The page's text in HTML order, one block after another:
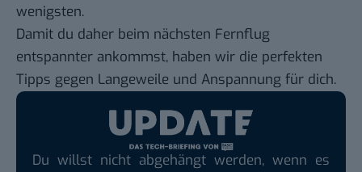
wenigsten.
Damit du daher beim nächsten Fernflug
entspannter ankommst, haben wir die perfekten
Tipps gegen Langeweile und Anspannung für dich.
Du willst nicht abgehängt werden, wenn es